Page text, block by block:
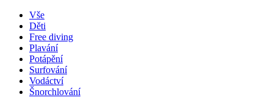
Vše
Děti
Free diving
Plavání
Potápění
Surfování
Vodáctví
Šnorchlování